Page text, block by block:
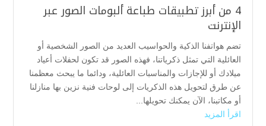
4 من أبرز تطبيقات طباعة ألبومات الصور عبر
الإنترنت
تضم هواتفنا الذكية والحواسيب العديد من الصور الشخصية أو
العائلية التي تمثل ذكرياتنا، فهذه الصور قد تكون لحفلات أعياد
ميلادك أو للإجازات والمناسبات العائلية، ودائما ما يبحث معظمنا
عن طرق لتحويل هذه الذكريات إلى لوحات فنية نزين بها منازلنا
أو مكاتبنا، الآن يمكنك تحويلها...
اقرأ المزيد